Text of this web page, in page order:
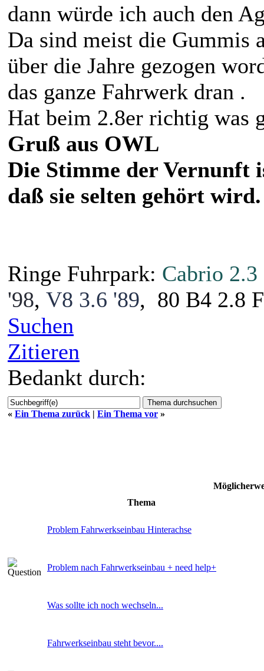
dann würde ich auch den
Da sind meist die Gummis
über die Jahre gezogen
das ganze Fahrwerk dran .
Hat beim 2.8er richtig was
Gruß aus OWL
Die Stimme der Vernunft
daß sie selten gehört wird.
Ringe Fuhrpark: Cabrio 2.3
'98, V8 3.6 '89, 80 B4 2.8
Suchen
Zitieren
Bedankt durch:
« Ein Thema zurück | Ein Thema vor »
Thema
Problem Fahrwerkseinbau Hinterachse
Problem nach Fahrwerkseinbau + need help+
Was sollte ich noch wechseln...
Fahrwerkseinbau steht bevor....